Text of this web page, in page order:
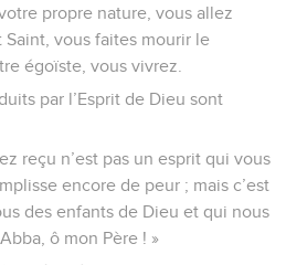
propre nature, vous allez
Saint, vous faites mourir le
égoïste, vous vivrez.
par l’Esprit de Dieu sont
reçu n’est pas un esprit qui vous
encore de peur ; mais c’est
des enfants de Dieu et qui nous
ô mon Père ! »